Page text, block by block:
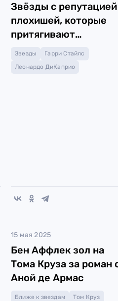
Звёзды с репутацией
плохишей, которые
притягивают
селебрити
Звезды
Гарри Стайлс
Леонардо ДиКаприо
15 мая 2025
Бен Аффлек зол на
Тома Круза за роман
Аной де Армас
Ближе к звездам
Том Круз